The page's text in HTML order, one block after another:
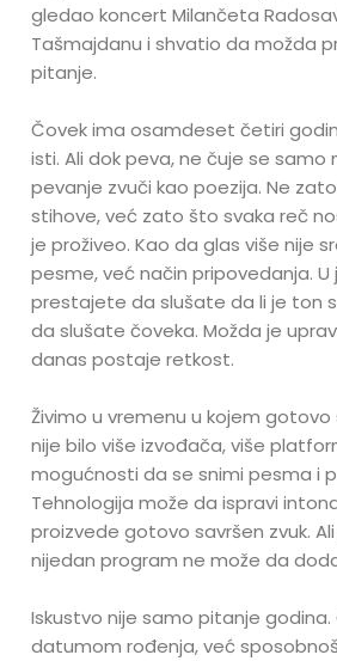
gledao koncert Milančeta
Tašmajdanu i shvatio da možda
pitanje.
Čovek ima osamdeset četiri
isti. Ali dok peva, ne čuje se samo
pevanje zvuči kao poezija. Ne
stihove, već zato što svaka reč
je proživeo. Kao da glas više nije
pesme, već način pripovedanja.
prestajete da slušate da li je ton
da slušate čoveka. Možda je
danas postaje retkost.
Živimo u vremenu u kojem gotovo
nije bilo više izvođača, više
mogućnosti da se snimi pesma i
Tehnologija može da ispravi
proizvede gotovo savršen zvuk.
nijedan program ne može da
Iskustvo nije samo pitanje godina.
datumom rođenja, već